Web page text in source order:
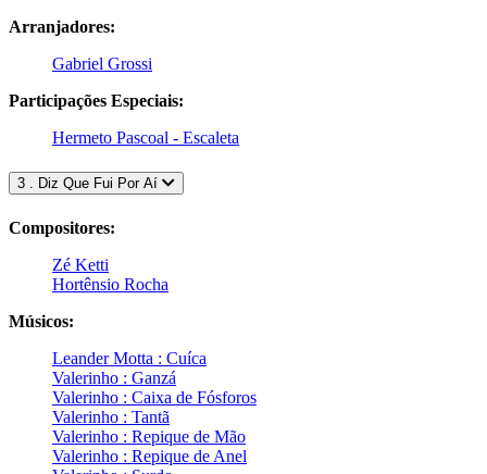
Arranjadores:
Gabriel Grossi
Participações Especiais:
Hermeto Pascoal - Escaleta
3 . Diz Que Fui Por Aí
Compositores:
Zé Ketti
Hortênsio Rocha
Músicos:
Leander Motta : Cuíca
Valerinho : Ganzá
Valerinho : Caixa de Fósforos
Valerinho : Tantã
Valerinho : Repique de Mão
Valerinho : Repique de Anel